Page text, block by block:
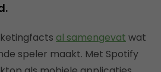
al samengevat wat
speler maakt. Met Spotify